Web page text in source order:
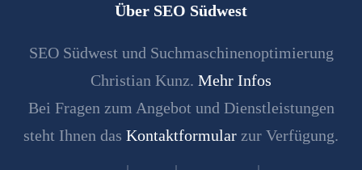
Über SEO Südwest
SEO Südwest und Suchmaschinenoptimierung
Christian Kunz. Mehr Infos
Bei Fragen zum Angebot und Dienstleistungen
steht Ihnen das Kontaktformular zur Verfügung.